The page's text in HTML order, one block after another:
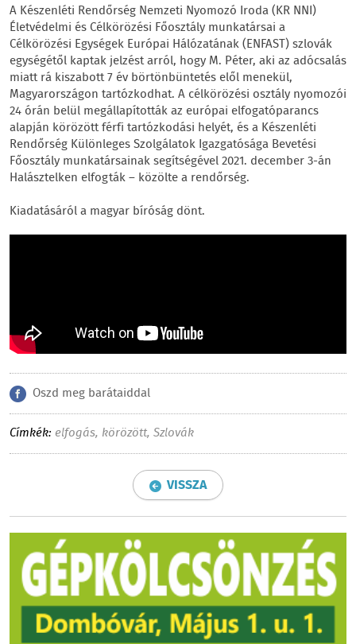
A Készenléti Rendőrség Nemzeti Nyomozó Iroda (KR NNI)
Életvédelmi és Célkörözési Főosztály munkatársai a
Célkörözési Egységek Európai Hálózatának (ENFAST) szlovák
egységétől kaptak jelzést arról, hogy M. Péter, aki az adócsalás
miatt rá kiszabott 7 év börtönbüntetés elől menekül,
Magyarországon tartózkodhat. A célkörözési osztály nyomozói
24 órán belül megállapították az európai elfogatóparancs
alapján körözött férfi tartózkodási helyét, és a Készenléti
Rendőrség Különleges Szolgálatok Igazgatósága Bevetési
Főosztály munkatársainak segítségével 2021. december 3-án
Halásztelken elfogták – közölte a rendőrség.
Kiadatásáról a magyar bíróság dönt.
Oszd meg barátaiddal
Címkék: elfogás, körözött, Szlovák
VISSZA